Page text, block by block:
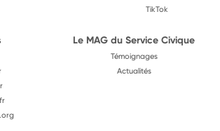
TikTok
Le MAG du Service Civique
Témoignages
Actualités